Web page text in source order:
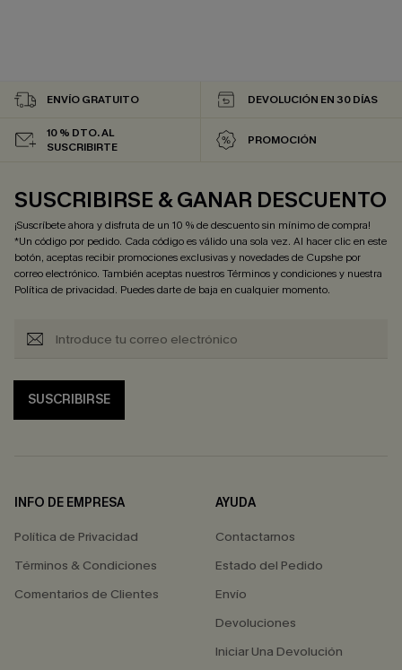
ENVÍO GRATUITO DEVOLUCIÓN EN 30 DÍAS
10 % DTO. AL
SUSCRIBIRTE
PROMOCIÓN
SUSCRIBIRSE & GANAR DESCUENTO
¡Suscríbete ahora y disfruta de un 10 % de descuento sin mínimo de compra!
*Un código por pedido. Cada código es válido una sola vez. Al hacer clic en este
botón, aceptas recibir promociones exclusivas y novedades de Cupshe por
correo electrónico. También aceptas nuestrosTérminos y condicionesy nuestra
Política de privacidad. Puedes darte de baja en cualquier momento.
SUSCRIBIRSE
INFO DE EMPRESA
Política de Privacidad
Términos & Condiciones
Comentarios de Clientes
AYUDA
Contactarnos
Estado del Pedido
Envío
Devoluciones
Iniciar Una Devolución